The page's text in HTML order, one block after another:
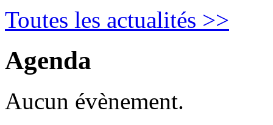
Toutes les actualités >>
Agenda
Aucun évènement.